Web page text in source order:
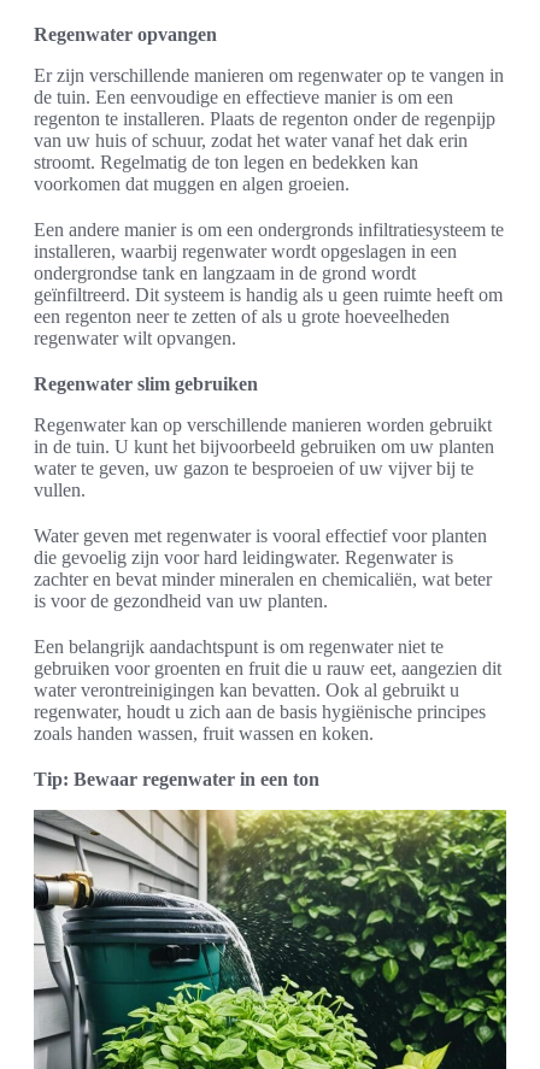
Regenwater opvangen
Er zijn verschillende manieren om regenwater op te vangen in
de tuin. Een eenvoudige en effectieve manier is om een
regenton te installeren. Plaats de regenton onder de regenpijp
van uw huis of schuur, zodat het water vanaf het dak erin
stroomt. Regelmatig de ton legen en bedekken kan
voorkomen dat muggen en algen groeien.
Een andere manier is om een ondergronds infiltratiesysteem te
installeren, waarbij regenwater wordt opgeslagen in een
ondergrondse tank en langzaam in de grond wordt
geïnfiltreerd. Dit systeem is handig als u geen ruimte heeft om
een regenton neer te zetten of als u grote hoeveelheden
regenwater wilt opvangen.
Regenwater slim gebruiken
Regenwater kan op verschillende manieren worden gebruikt
in de tuin. U kunt het bijvoorbeeld gebruiken om uw planten
water te geven, uw gazon te besproeien of uw vijver bij te
vullen.
Water geven met regenwater is vooral effectief voor planten
die gevoelig zijn voor hard leidingwater. Regenwater is
zachter en bevat minder mineralen en chemicaliën, wat beter
is voor de gezondheid van uw planten.
Een belangrijk aandachtspunt is om regenwater niet te
gebruiken voor groenten en fruit die u rauw eet, aangezien dit
water verontreinigingen kan bevatten. Ook al gebruikt u
regenwater, houdt u zich aan de basis hygiënische principes
zoals handen wassen, fruit wassen en koken.
Tip: Bewaar regenwater in een ton